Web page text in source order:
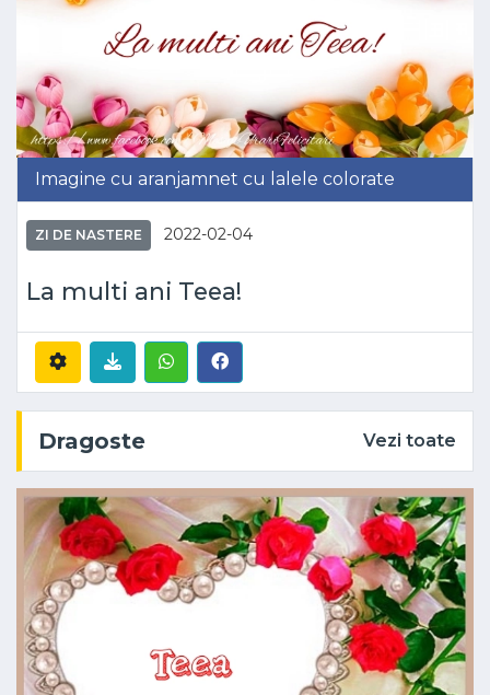
Imagine cu aranjamnet cu lalele colorate
ZI DE NASTERE 2022-02-04
La multi ani Teea!
Dragoste Vezi toate